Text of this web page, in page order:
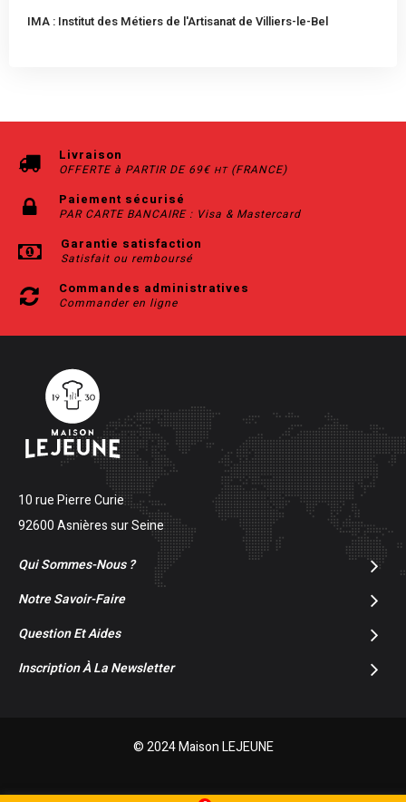
IMA : Institut des Métiers de l'Artisanat de Villiers-le-Bel
Livraison
OFFERTE à PARTIR DE 69€ HT(FRANCE)
Paiement sécurisé
PAR CARTE BANCAIRE : Visa & Mastercard
Garantie satisfaction
Satisfait ou remboursé
Commandes administratives
Commander en ligne
10 rue Pierre Curie
92600 Asnières sur Seine
Qui Sommes-Nous ?
Notre Savoir-Faire
Question Et Aides
Inscription À La Newsletter
© 2024 Maison LEJEUNE